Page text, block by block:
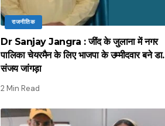
राजनीतिक
Dr Sanjay Jangra : जींद के जुलाना में नगर
पालिका चेयरमैन के लिए भाजपा के उम्मीदवार बने डा.
संजय जांगड़ा
2 Min Read